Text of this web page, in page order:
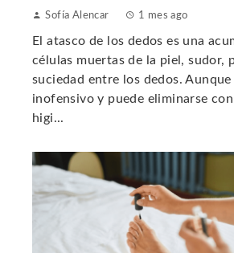
Sofía Alencar 1 mes ago
El atasco de los dedos es una
células muertas de la piel, sudor,
suciedad entre los dedos. Aunque
inofensivo y puede eliminarse
higi...